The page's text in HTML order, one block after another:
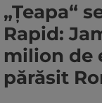
„Țeapa“
Rapid:
milion de
părăsit